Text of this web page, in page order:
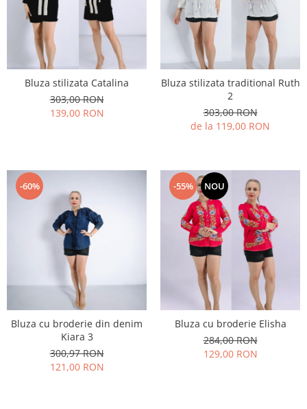
Tricouri
Treninguri
Ii traditionale
Rochii traditionale
Rochii Elegante
Incaltaminte
Jucarii
Bluza stilizata Catalina
303,00 RON
139,00 RON
Bluza stilizata traditional Ruth
2
303,00 RON
de la 119,00 RON
-60%
Bluza cu broderie din denim
Kiara 3
300,97 RON
121,00 RON
-55% NOU
Bluza cu broderie Elisha
284,00 RON
129,00 RON